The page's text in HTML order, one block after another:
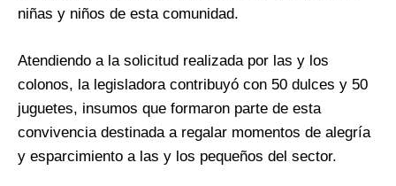
niñas y niños de esta comunidad.
Atendiendo a la solicitud realizada por las y los
colonos, la legisladora contribuyó con 50 dulces y 50
juguetes, insumos que formaron parte de esta
convivencia destinada a regalar momentos de alegría
y esparcimiento a las y los pequeños del sector.